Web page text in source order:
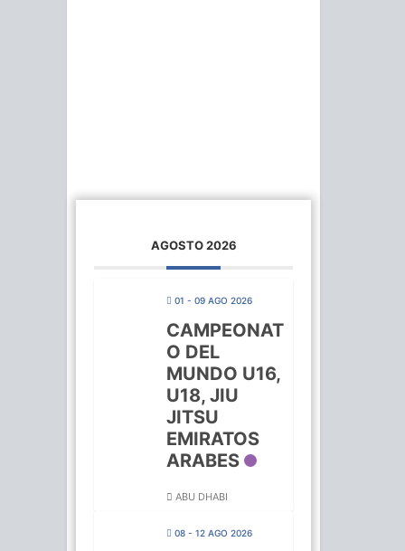
AGOSTO 2026
01 - 09 AGO 2026
CAMPEONAT
O DEL
MUNDO U16,
U18, JIU
JITSU
EMIRATOS
ARABES
ABU DHABI
08 - 12 AGO 2026